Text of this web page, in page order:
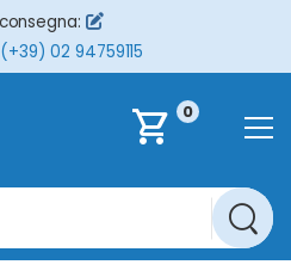
(+39) 02 94759115
shopping_cart 0